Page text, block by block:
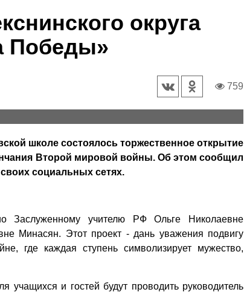
округа
Победы»
759
школе состоялось торжественное открытие
Второй мировой войны. Об этом сообщил
социальных сетях.
Заслуженному учителю РФ Ольге Николаевне
Минасян. Этот проект - дань уважения подвигу
где каждая ступень символизирует мужество,
учащихся и гостей будут проводить руководитель